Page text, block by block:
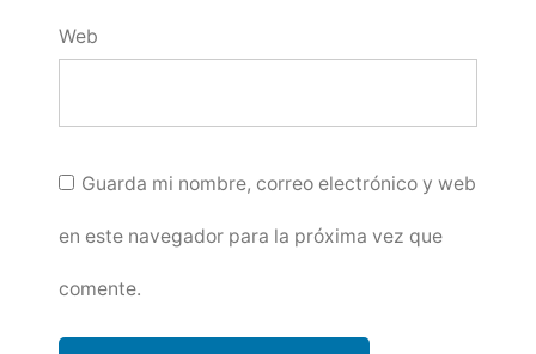
Web
Guarda mi nombre, correo electrónico y web
en este navegador para la próxima vez que
comente.